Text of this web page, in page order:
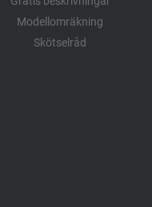
Modellomräkning
Skötselråd